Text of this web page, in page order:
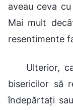
aveau ceva
Mai mult
resentimente
Ulterior,
bisericilor să
îndepărtați